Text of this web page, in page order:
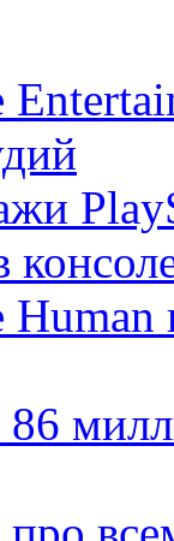
86